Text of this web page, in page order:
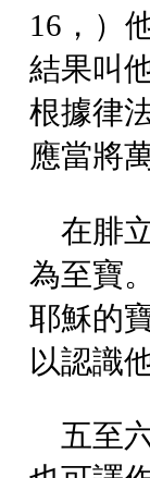
16，）
結果叫
根據律
應當將
在腓
為至寶
耶穌的
以認識
五至